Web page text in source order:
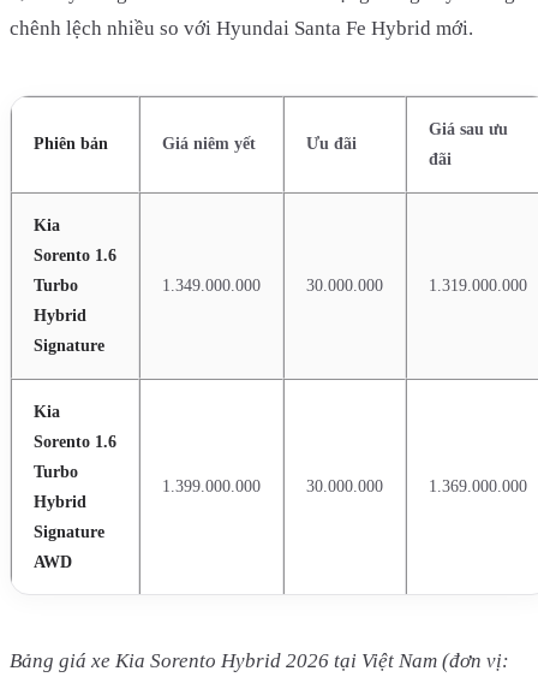
chênh lệch nhiều so với Hyundai Santa Fe Hybrid mới.
Phiên bản Giá niêm yết Ưu đãi
Giá sau ưu
đãi
Kia
Sorento 1.6
Turbo
Hybrid
Signature
1.349.000.000 30.000.000 1.319.000.000
Kia
Sorento 1.6
Turbo
Hybrid
Signature
AWD
1.399.000.000 30.000.000 1.369.000.000
Bảng giá xe Kia Sorento Hybrid 2026 tại Việt Nam (đơn vị: